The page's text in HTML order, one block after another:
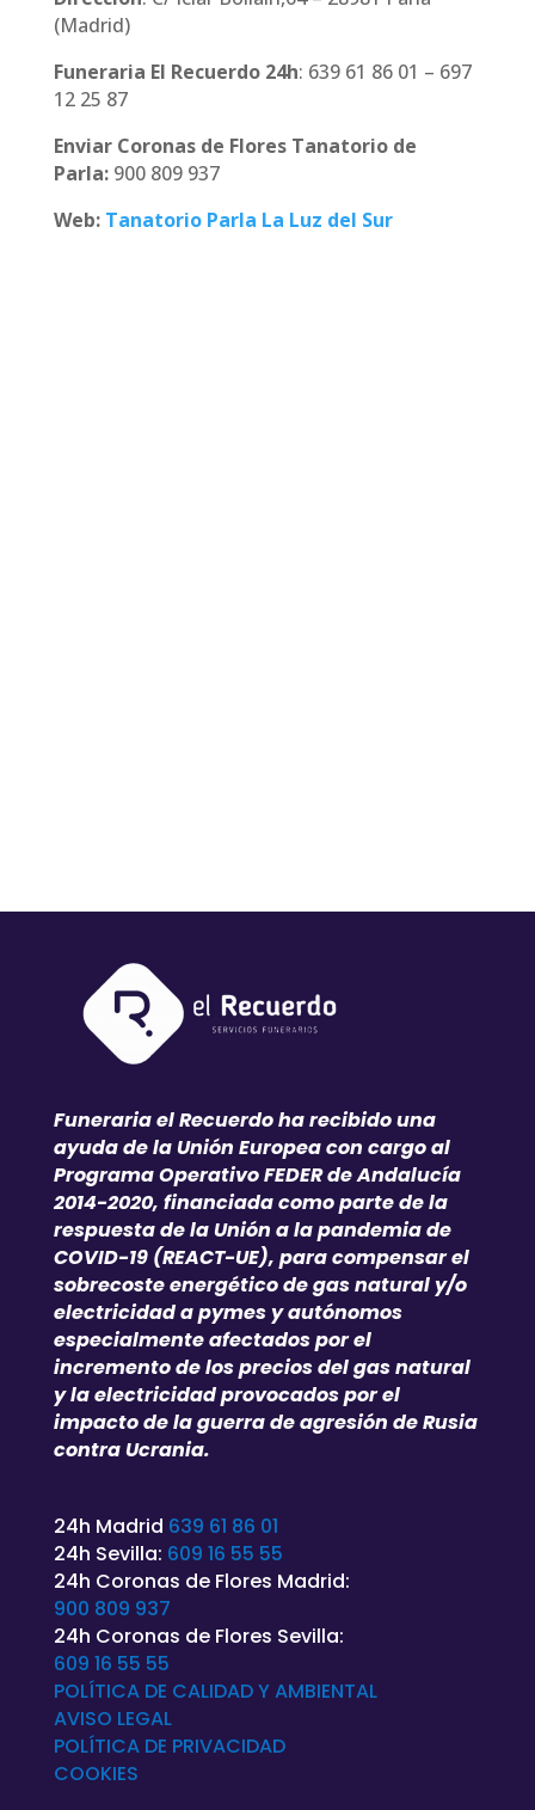
(Madrid)
Funeraria El Recuerdo 24h: 639 61 86 01 – 697
12 25 87
Enviar Coronas de Flores Tanatorio de
Parla: 900 809 937
Web: Tanatorio Parla La Luz del Sur
Funeraria el Recuerdo ha recibido una
ayuda de la Unión Europea con cargo al
Programa Operativo FEDER de Andalucía
2014-2020, financiada como parte de la
respuesta de la Unión a la pandemia de
COVID-19 (REACT-UE), para compensar el
sobrecoste energético de gas natural y/o
electricidad a pymes y autónomos
especialmente afectados por el
incremento de los precios del gas natural
y la electricidad provocados por el
impacto de la guerra de agresión de Rusia
contra Ucrania.
24h Madrid 639 61 86 01
24h Sevilla: 609 16 55 55
24h Coronas de Flores Madrid:
900 809 937
24h Coronas de Flores Sevilla:
609 16 55 55
POLÍTICA DE CALIDAD Y AMBIENTAL
AVISO LEGAL
POLÍTICA DE PRIVACIDAD
COOKIES